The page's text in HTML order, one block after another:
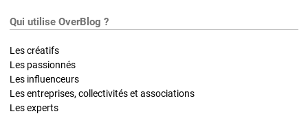
Qui utilise OverBlog ?
Les créatifs
Les passionnés
Les influenceurs
Les entreprises, collectivités et associations
Les experts